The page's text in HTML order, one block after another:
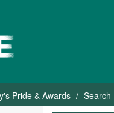
Pride & Awards Search